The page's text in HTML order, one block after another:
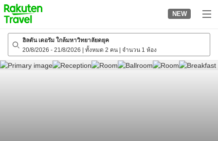
to
top
page
NEW
ฮิลตัน เดอรัม ใกล้มหาวิทยาลัยดยุค
20/8/2026 - 21/8/2026 ทั้งหมด 2 คน จำนวน 1 ห้อง